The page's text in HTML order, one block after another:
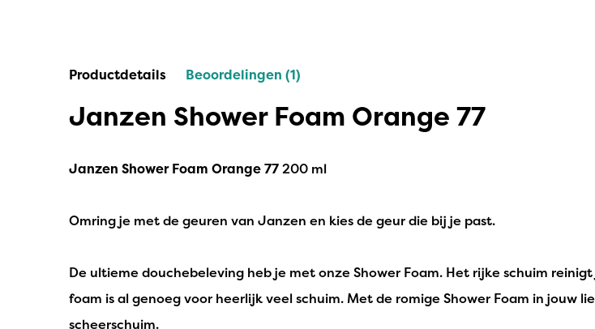
Joeff Muuss
Home Society
Productdetails Beoordelingen (1)
Janzen Shower Foam Orange 77
Janzen Shower Foam Orange 77200 ml
Omring je met de geuren van Janzen en kies de geur die bij je past.
De ultieme douchebeleving heb je met onze Shower Foam. Het rijke schuim
foam is al genoeg voor heerlijk veel schuim. Met de romige Shower Foam in jouw
scheerschuim.